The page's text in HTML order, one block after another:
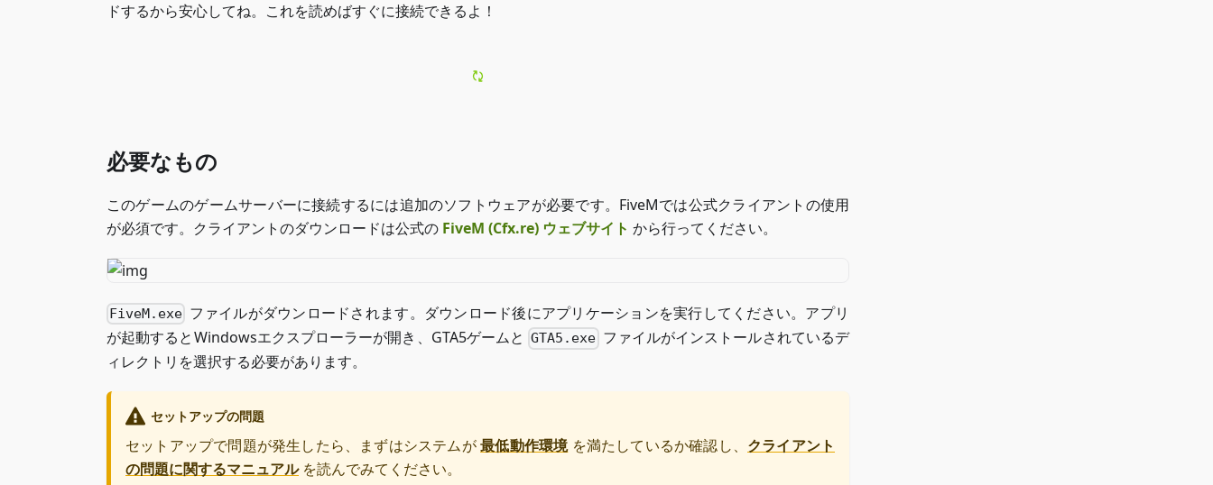
ドするから安心してね。これを読めばすぐに接続できるよ！
必要なもの
このゲームのゲームサーバーに接続するには追加のソフトウェアが必要です。FiveMでは公式クライアントの使用
が必須です。クライアントのダウンロードは公式の FiveM (Cfx.re) ウェブサイト から行ってください。
FiveM.exe ファイルがダウンロードされます。ダウンロード後にアプリケーションを実行してください。アプリ
が起動するとWindowsエクスプローラーが開き、GTA5ゲームと GTA5.exe ファイルがインストールされているデ
ィレクトリを選択する必要があります。
セットアップの問題
セットアップで問題が発生したら、まずはシステムが最低動作環境を満たしているか確認し、 クライアント
の問題に関するマニュアルを読んでみてください。